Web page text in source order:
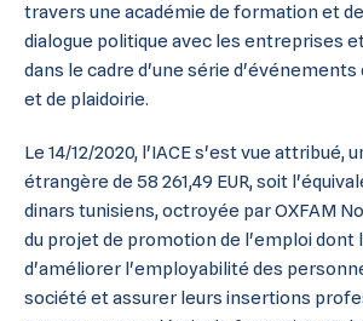
travers une académie de formation et
dialogue politique avec les entreprises
dans le cadre d'une série d'événements
et de plaidoirie.
Le 14/12/2020, l'IACE s'est vue attribué,
étrangère de 58 261,49 EUR, soit
dinars tunisiens, octroyée par OXFAM
du projet de promotion de l'emploi
d'améliorer l'employabilité des
société et assurer leurs insertions